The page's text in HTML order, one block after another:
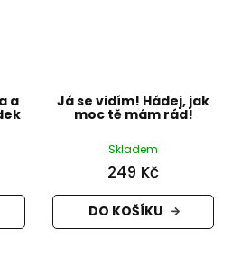
a Já se vidím! Hádej, jak
moc tě mám rád!
Skladem
249 Kč
DO KOŠÍKU